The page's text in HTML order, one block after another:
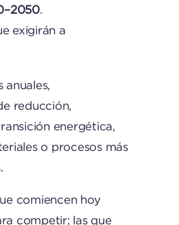
.
exigirán a
anuales,
reducción,
energética,
o procesos más
comiencen hoy
competir; las que